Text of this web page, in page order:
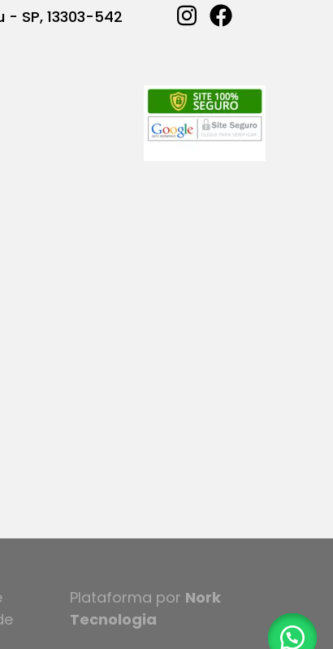
- SP, 13303-542
Plataforma por Nork
Tecnologia